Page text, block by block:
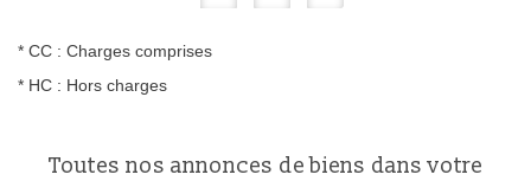
* CC : Charges comprises
* HC : Hors charges
Toutes nos annonces de biens dans votre